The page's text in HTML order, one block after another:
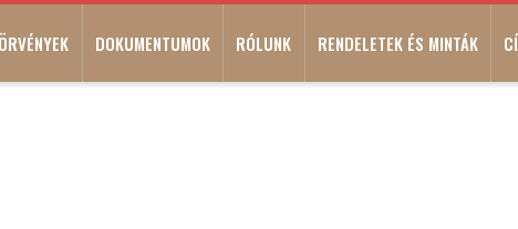
DOKUMENTUMOK RÓLUNK RENDELETEK ÉS MINTÁK